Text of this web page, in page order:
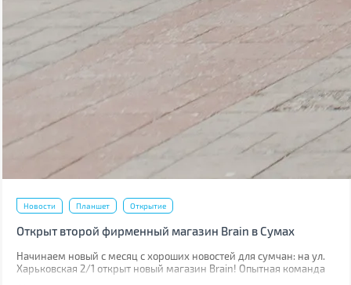
Новости Планшет Открытие
Открыт второй фирменный магазин Brain в Сумах
Начинаем новый с месяц с хороших новостей для сумчан: на ул.
Харьковская 2/1 открыт новый магазин Brain! Опытная команда